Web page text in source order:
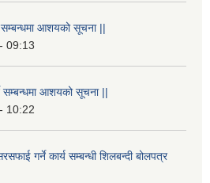
सम्बन्धमा आशयको सूचना ||
09:13
सम्बन्धमा आशयको सूचना ||
10:22
गर्ने कार्य सम्बन्धी शिलबन्दी बोलपत्र